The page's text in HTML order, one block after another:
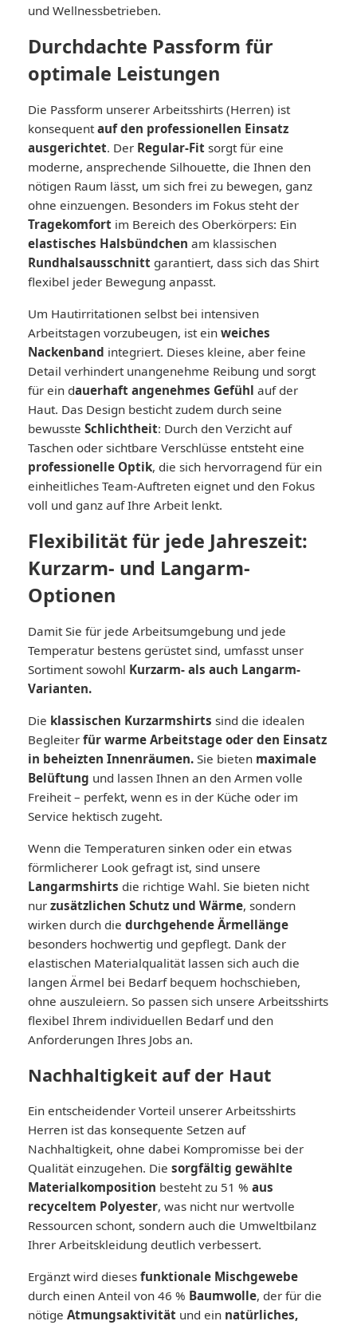
und Wellnessbetrieben.
Durchdachte Passform für
optimale Leistungen
Die Passform unserer Arbeitsshirts (Herren) ist
konsequent auf den professionellen Einsatz
ausgerichtet. Der Regular-Fit sorgt für eine
moderne, ansprechende Silhouette, die Ihnen den
nötigen Raum lässt, um sich frei zu bewegen, ganz
ohne einzuengen. Besonders im Fokus steht der
Tragekomfort im Bereich des Oberkörpers: Ein
elastisches Halsbündchen am klassischen
Rundhalsausschnitt garantiert, dass sich das Shirt
flexibel jeder Bewegung anpasst.
Um Hautirritationen selbst bei intensiven
Arbeitstagen vorzubeugen, ist ein weiches
Nackenband integriert. Dieses kleine, aber feine
Detail verhindert unangenehme Reibung und sorgt
für ein dauerhaft angenehmes Gefühl auf der
Haut. Das Design besticht zudem durch seine
bewusste Schlichtheit: Durch den Verzicht auf
Taschen oder sichtbare Verschlüsse entsteht eine
professionelle Optik, die sich hervorragend für ein
einheitliches Team-Auftreten eignet und den Fokus
voll und ganz auf Ihre Arbeit lenkt.
Flexibilität für jede Jahreszeit:
Kurzarm- und Langarm-
Optionen
Damit Sie für jede Arbeitsumgebung und jede
Temperatur bestens gerüstet sind, umfasst unser
Sortiment sowohl Kurzarm- als auch Langarm-
Varianten.
Die klassischen Kurzarmshirts sind die idealen
Begleiter für warme Arbeitstage oder den Einsatz
in beheizten Innenräumen. Sie bieten maximale
Belüftung und lassen Ihnen an den Armen volle
Freiheit – perfekt, wenn es in der Küche oder im
Service hektisch zugeht.
Wenn die Temperaturen sinken oder ein etwas
förmlicherer Look gefragt ist, sind unsere
Langarmshirts die richtige Wahl. Sie bieten nicht
nur zusätzlichen Schutz und Wärme, sondern
wirken durch die durchgehende Ärmellänge
besonders hochwertig und gepflegt. Dank der
elastischen Materialqualität lassen sich auch die
langen Ärmel bei Bedarf bequem hochschieben,
ohne auszuleiern. So passen sich unsere Arbeitsshirts
flexibel Ihrem individuellen Bedarf und den
Anforderungen Ihres Jobs an.
Nachhaltigkeit auf der Haut
Ein entscheidender Vorteil unserer Arbeitsshirts
Herren ist das konsequente Setzen auf
Nachhaltigkeit, ohne dabei Kompromisse bei der
Qualität einzugehen. Die sorgfältig gewählte
Materialkomposition besteht zu 51 % aus
recyceltem Polyester, was nicht nur wertvolle
Ressourcen schont, sondern auch die Umweltbilanz
Ihrer Arbeitskleidung deutlich verbessert.
Ergänzt wird dieses funktionale Mischgewebe
durch einen Anteil von 46 % Baumwolle, der für die
nötige Atmungsaktivität und ein natürliches,